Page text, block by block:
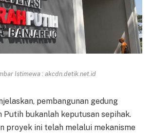
Istimewa : akcdn.detik.net.id
pembangunan gedung
Putih bukanlah keputusan sepihak.
proyek ini telah melalui mekanisme